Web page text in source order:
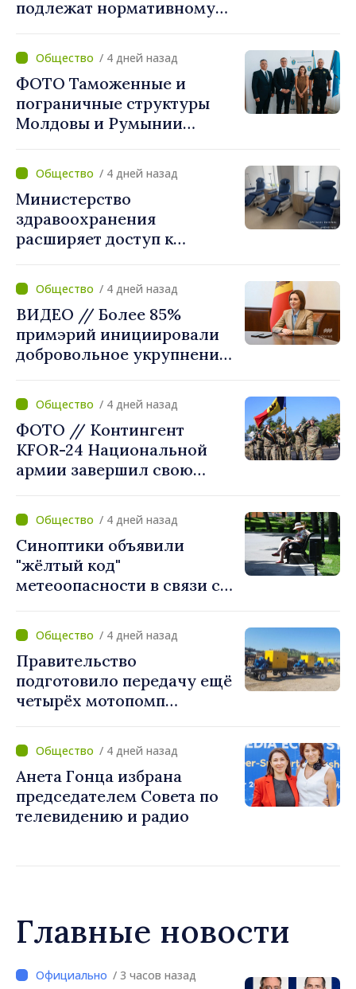
подлежат нормативному
«Реформу нужно
завершить этой осенью»
/ 4 дней назад
ФОТО Таможенные и
пограничные структуры
Молдовы и Румынии
по разгрузке движения на
КПП "Леушены–Албица"
/ 4 дней назад
Министерство
здравоохранения
расширяет доступ к
Новоаненской и Сорокской
районных больницах
/ 4 дней назад
ВИДЕО // Более 85%
примэрий инициировали
добровольное укрупнение.
приветствует смелые
решения местных властей:
«Вы поставили интересы
людей на первое место»
/ 4 дней назад
ФОТО // Контингент
KFOR-24 Национальной
армии завершил свою
/ 4 дней назад
Синоптики объявили
"жёлтый код"
метеоопасности в связи с
поднимется до 36°C
/ 4 дней назад
Правительство
подготовило передачу ещё
четырёх мотопомп
предприятию «Apă Canal»
/ 4 дней назад
Анета Гонца избрана
председателем Совета по
телевидению и радио
Главные новости
/ 3 часов назад